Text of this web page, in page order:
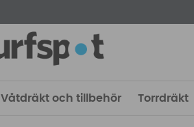
Våtdräkt och tillbehör Torrdräkt